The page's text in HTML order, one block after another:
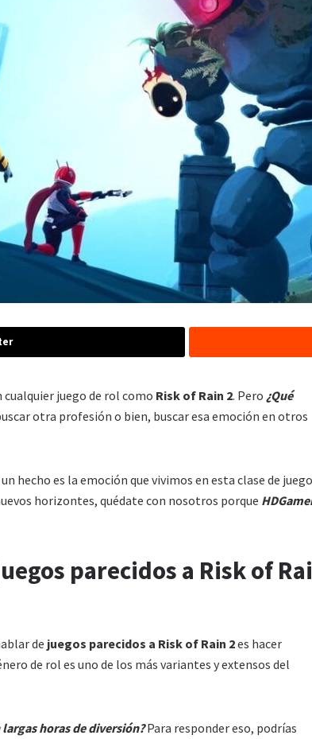
cualquier juego de rol como Risk of Rain 2. Pero ¿Qué
otra profesión o bien, buscar esa emoción en otros
hecho es la emoción que vivimos en esta clase de
horizontes, quédate con nosotros porque
parecidos a Risk of
de juegos parecidos a Risk of Rain 2es hacer
de rol es uno de los más variantes y extensos del
horas de diversión?Para responder eso, podrías